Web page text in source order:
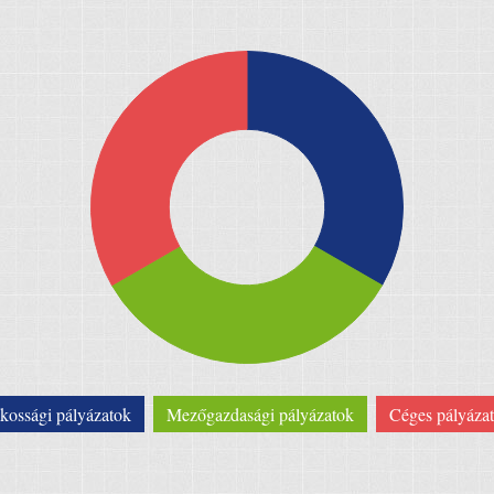
pályázatok Mezőgazdasági pályázatok Céges